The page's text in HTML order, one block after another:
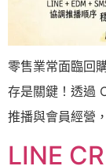
零售業常面臨回
存是關鍵！透過
推播與會員經營
LINE